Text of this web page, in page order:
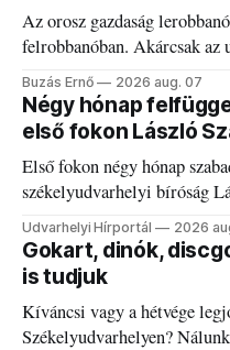
Az orosz gazdaság
felrobbanóban. Akárcsak az
elégedetlen vezetőivel.
Buzás Ernő 2026 aug. 07
Négy hónap
első fokon László
Első fokon négy hónap
székelyudvarhelyi bíróság
Udvarhelyi Hírportál 2026
Gokart, dinók,
is tudjuk
Kíváncsi vagy a hétvége
Székelyudvarhelyen?